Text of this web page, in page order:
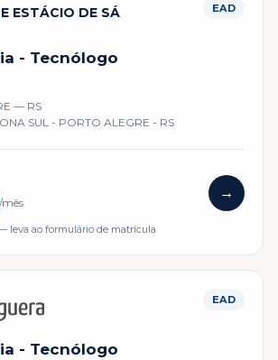
ESTÁCIO DE SÁ EAD
- Tecnólogo
— RS
SUL - PORTO ALEGRE - RS
/mês
→
leva ao formulário de matrícula
EAD
- Tecnólogo